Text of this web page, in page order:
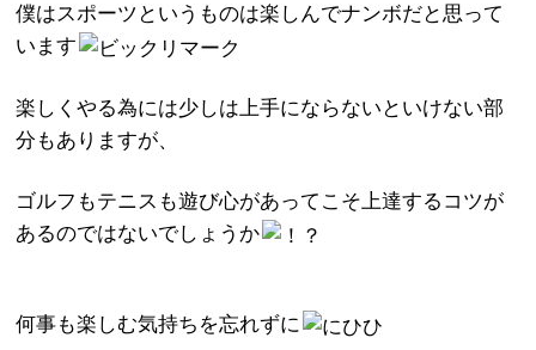
僕はスポーツというものは楽しんでナンボだと思って
います
楽しくやる為には少しは上手にならないといけない部
分もありますが、
ゴルフもテニスも遊び心があってこそ上達するコツが
あるのではないでしょうか
何事も楽しむ気持ちを忘れずに